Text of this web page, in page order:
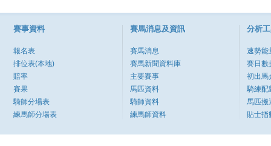
賽事資料
報名表
排位表(本地)
賠率
賽果
騎師分場表
練馬師分場表
賽馬消息及資訊
賽馬消息
賽馬新聞資料庫
主要賽事
馬匹資料
騎師資料
練馬師資料
分析
速勢能
賽日數
初出馬
騎練配
馬匹搬
貼士指